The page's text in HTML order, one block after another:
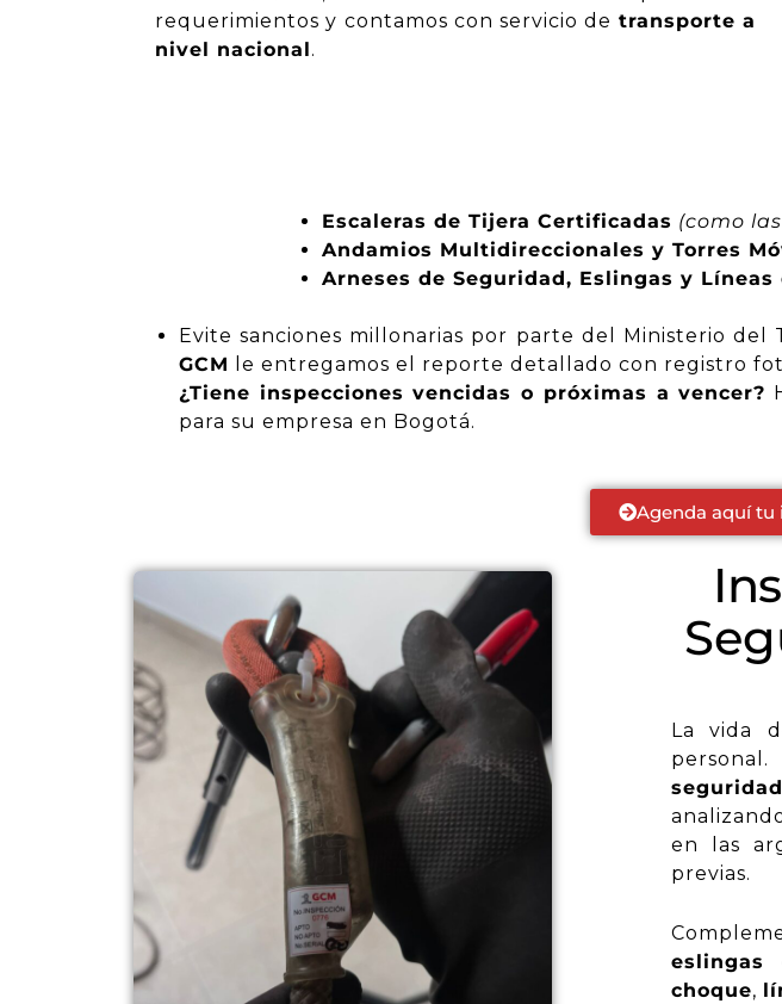
requerimientos y contamos con servicio de transporte a
nivel nacional .
Escaleras de Tijera Certificadas (como
Andamios Multidireccionales y Torres
Arneses de Seguridad, Eslingas y Líneas
Evite sanciones millonarias por parte del Ministerio
GCM
le entregamos el reporte detallado con registro
¿Tiene inspecciones vencidas o próximas a vencer?
para su empresa en Bogotá.
Agenda aquí tu
La vida
seguridad
en las
previas.
eslingas
choque,